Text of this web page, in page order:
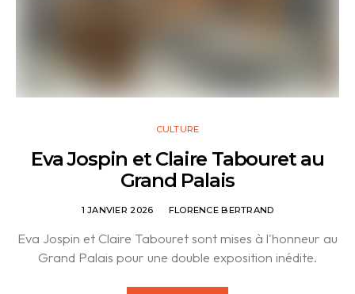
CULTURE
Eva Jospin et Claire Tabouret au
Grand Palais
1 JANVIER 2026 FLORENCE BERTRAND
Eva Jospin et Claire Tabouret sont mises à l'honneur au
Grand Palais pour une double exposition inédite.